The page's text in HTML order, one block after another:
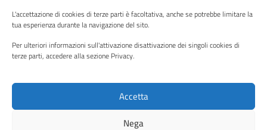
L'accettazione di cookies di terze parti è facoltativa, anche se potrebbe limitare la
tua esperienza durante la navigazione del sito.
Per ulteriori informazioni sull'attivazione disattivazione dei singoli cookies di
terze parti, accedere alla sezione Privacy.
Accetta
Nega
Piano di miglioramento del sito
Instagram